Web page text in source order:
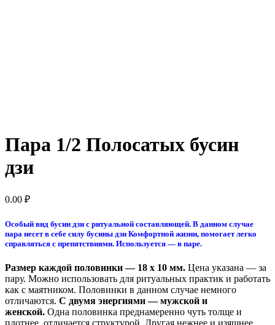
Пара 1/2 Полосатых бусин
дзи
0.00 ₽
Особый вид бусин дзи с ритуальной составляющей. В данном случае
пара несет в себе силу бусины дзи Комфортной жизни, помогает легко
справляться с препятствиями. Используется — в паре.
Размер каждой половинки — 18 x 10 мм. Цена указана — за
пару. Можно использовать для ритуальных практик и работать
как с маятником. Половинки в данном случае немного
отличаются. С двумя энергиями — мужской и
женской. Одна половинка преднамеренно чуть толще и
плотнее, отличается структурой. Другая нежнее и изящнее.